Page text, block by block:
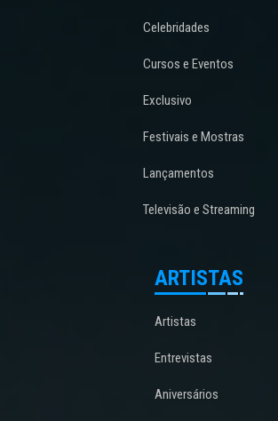
Celebridades
Cursos e Eventos
Exclusivo
Festivais e Mostras
Lançamentos
Televisão e Streaming
ARTISTAS
Artistas
Entrevistas
Aniversários